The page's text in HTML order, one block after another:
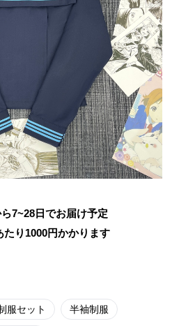
7~28日でお届け予定
たり 1000円かかります
服セット 半袖制服